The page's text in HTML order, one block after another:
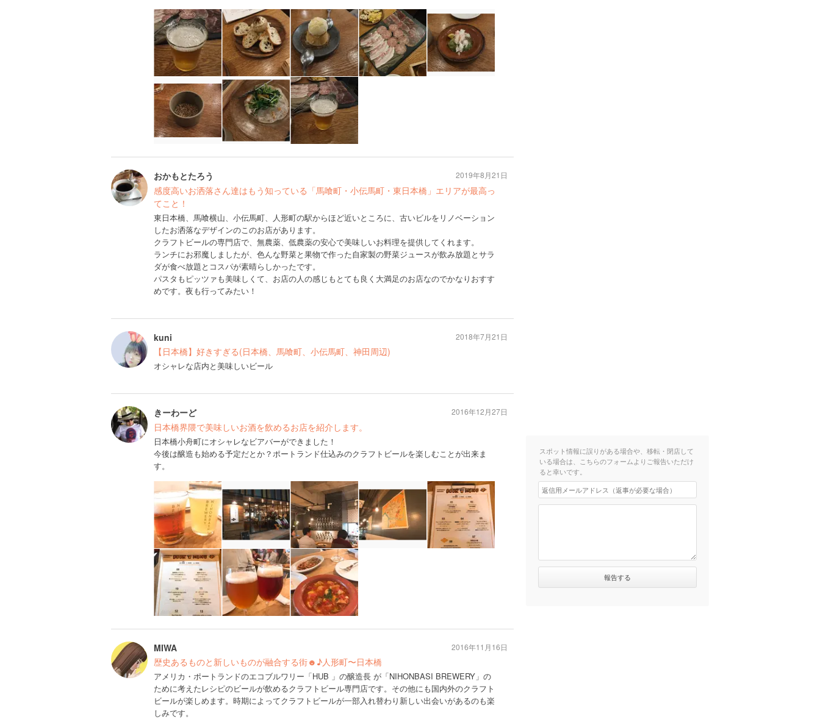
おかもとたろう
感度高いお洒落さん達はもう知っている「馬喰町・小伝馬町・東日本橋」エリアが最高っ
てこと！
東日本橋、馬喰横山、小伝馬町、人形町の駅からほど近いところに、古いビルをリノベーション
したお洒落なデザインのこのお店があります。
クラフトビールの専門店で、無農薬、低農薬の安心で美味しいお料理を提供してくれます。
ランチにお邪魔しましたが、色んな野菜と果物で作った自家製の野菜ジュースが飲み放題とサラ
ダが食べ放題とコスパが素晴らしかったです。
パスタもピッツァも美味しくて、お店の人の感じもとても良く大満足のお店なのでかなりおすす
めです。夜も行ってみたい！
2019年8月21日
kuni
【日本橋】好きすぎる(日本橋、馬喰町、小伝馬町、神田周辺)
オシャレな店内と美味しいビール
2018年7月21日
きーわーど
日本橋界隈で美味しいお酒を飲めるお店を紹介します。
日本橋小舟町にオシャレなビアバーができました！
今後は醸造も始める予定だとか？ポートランド仕込みのクラフトビールを楽しむことが出来ま
す。
2016年12月27日
MIWA
歴史あるものと新しいものが融合する街☻♪人形町〜日本橋
アメリカ・ポートランドのエコブルワリー「HUB 」の醸造長 が「NIHONBASI BREWERY」の
ために考えたレシピのビールが飲めるクラフトビール専門店です。その他にも国内外のクラフト
ビールが楽しめます。時期によってクラフトビールが一部入れ替わり新しい出会いがあるのも楽
しみです。
2016年11月16日
スポット情報に誤りがある場合や、移転・閉店して
いる場合は、こちらのフォームよりご報告いただけ
ると幸いです。